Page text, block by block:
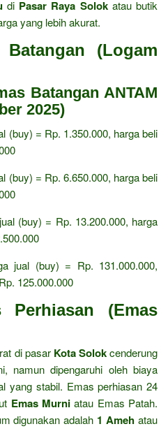
di Pasar Raya Solokatau butik
yang lebih akurat.
(Logam
Batangan ANTAM
2025)
(buy) = Rp. 1.350.000, harga beli
(buy) = Rp. 6.650.000, harga beli
(buy) = Rp. 13.200.000, harga
jual (buy) = Rp. 131.000.000,
125.000.000
(Emas
di pasar Kota Solokcenderung
namun dipengaruhi oleh biaya
yang stabil. Emas perhiasan 24
Emas Murni atau Emas Patah.
digunakan adalah 1 Ameh atau